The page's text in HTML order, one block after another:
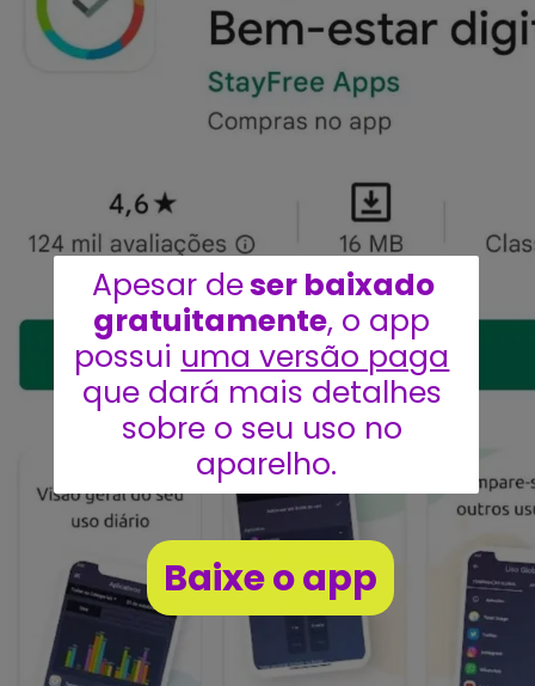
Be careful about
mandatory outings or
activities. Instead, look
where fun is happening
Apesar de ser baixado
gratuitamente, o app
possui uma versão paga
que dará mais detalhes
sobre o seu uso no
aparelho.
Baixe o app
Baixe o app